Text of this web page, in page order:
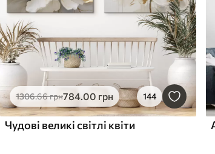
1306.66грн784.00 грн 144
Чудові великі світлі квіти